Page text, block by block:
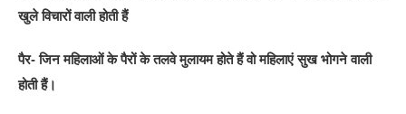
खुले विचारों वाली होती हैं
पैर- जिन महिलाओं के पैरों के तलवे मुलायम होते हैं वो महिलाएं सुख भोगने वाली
होती हैं।